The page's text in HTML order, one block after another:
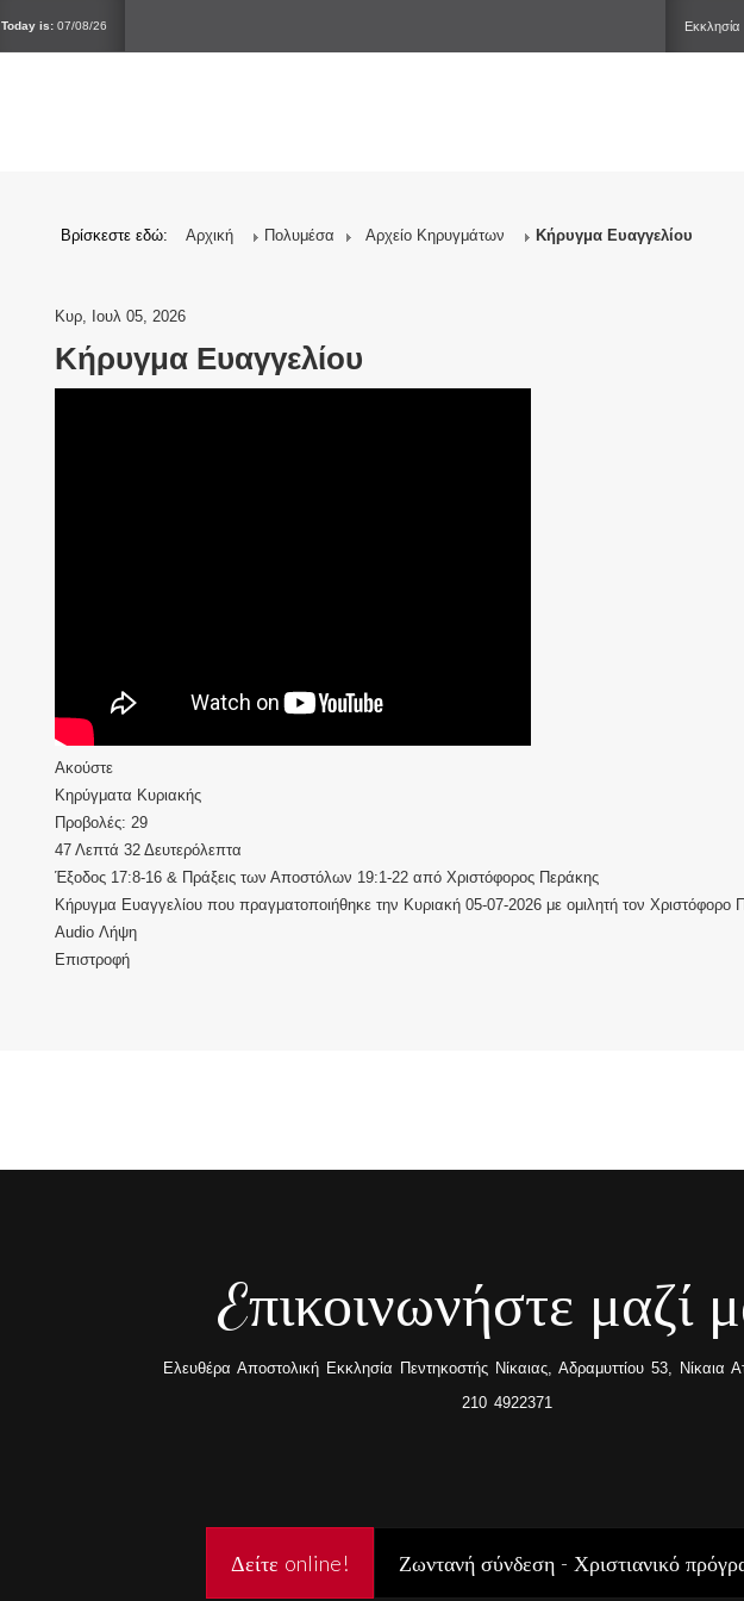
Today is:07/08/26
Βρίσκεστε εδώ: Αρχική Πολυμέσα Αρχείο Κηρυγμάτων Κήρυγμα Ευαγγελίου
Κυρ, Ιουλ 05, 2026
Κήρυγμα Ευαγγελίου
Ακούστε
Κηρύγματα Κυριακής
Προβολές: 29
47 Λεπτά 32 Δευτερόλεπτα
Έξοδος 17:8-16& Πράξεις των Αποστόλων 19:1-22από Χριστόφορος Περάκης
Κήρυγμα Ευαγγελίου που πραγματοποιήθηκε την Κυριακή 05-07-2026 με ομιλητή τον Χριστόφορο
AudioΛήψη
Επιστροφή
Eπικοινωνήστε μαζί
Ελευθέρα Αποστολική Εκκλησία Πεντηκοστής Νίκαιας, Αδραμυττίου 53, Νίκαια
210 4922371
Δείτε online! Ζωντανή σύνδεση - Χριστιανικό